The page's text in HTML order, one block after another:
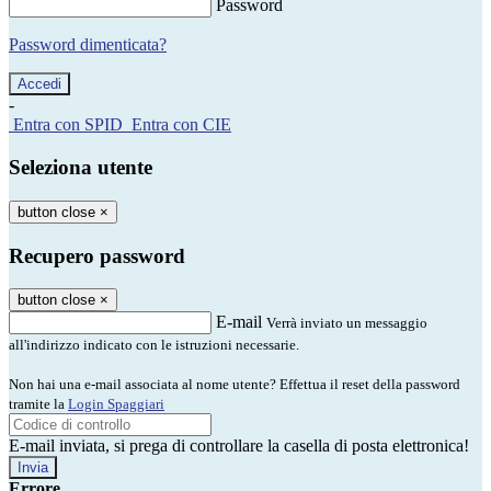
Password
Password dimenticata?
-
Entra con SPID Entra con CIE
Seleziona utente
button close ×
Recupero password
button close ×
E-mail Verrà inviato un messaggio
all'indirizzo indicato con le istruzioni necessarie.
Non hai una e-mail associata al nome utente? Effettua il reset della password
tramite la Login Spaggiari
E-mail inviata, si prega di controllare la casella di posta elettronica!